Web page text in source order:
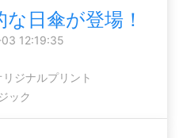
な日傘が登場！
12:19:35
リジナルプリント
ック